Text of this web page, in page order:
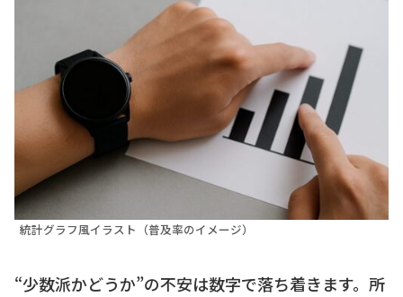
統計グラフ風イラスト（普及率のイメージ）
“少数派かどうか”の不安は数字で落ち着きます。所